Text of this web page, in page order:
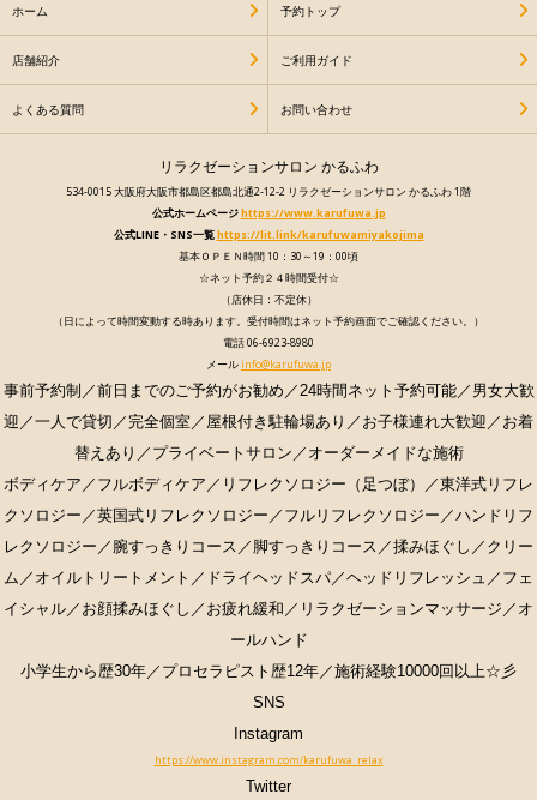
ホーム 予約トップ
店舗紹介 ご利用ガイド
よくある質問 お問い合わせ
リラクゼーションサロン かるふわ
534-0015 大阪府大阪市都島区都島北通2-12-2 リラクゼーションサロン かるふわ 1階
公式ホームページhttps://www.karufuwa.jp
公式LINE・SNS一覧https://lit.link/karufuwamiyakojima
基本ＯＰＥＮ時間 10：30～19：00頃
☆ネット予約２４時間受付☆
（店休日：不定休）
（日によって時間変動する時あります。受付時間はネット予約画面でご確認ください。）
電話 06-6923-8980
メールinfo@karufuwa.jp
事前予約制／前日までのご予約がお勧め／24時間ネット予約可能／男女大歓
迎／一人で貸切／完全個室／ 屋根付き 駐輪場あり／お子様連れ大歓迎／お着
替えあり／プライベートサロン／オーダーメイドな施術
ボディケア／フルボディケア／リフレクソロジー（足つぼ）／東洋式リフレ
クソロジー／英国式リフレクソロジー／フルリフレクソロジー／ハンドリフ
レクソロジー／腕すっきりコース／脚すっきりコース／揉みほぐし ／クリー
ム ／オイルトリートメント／ドライヘッドスパ／ヘッドリフレッシュ／フェ
イシャル／お顔揉みほぐし ／お疲れ緩和／リラクゼーションマッサージ／オ
ールハンド
小学生から歴30年／プロセラピスト歴12年／施術経験10000回以上☆彡
SNS
Instagram
https://www.instagram.com/karufuwa_relax
Twitter